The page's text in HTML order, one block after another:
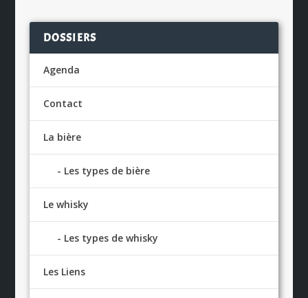
DOSSIERS
Agenda
Contact
La bière
Les types de bière
Le whisky
Les types de whisky
Les Liens